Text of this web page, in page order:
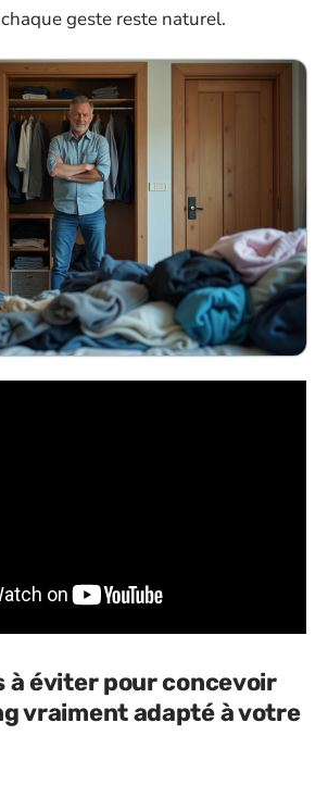
geste reste naturel.
à éviter pour concevoir
vraiment adapté à votre